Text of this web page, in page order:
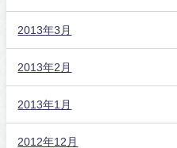
2013年3月
2013年2月
2013年1月
2012年12月